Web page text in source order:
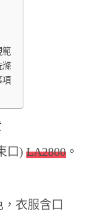
範
滌
項
口) LA2800 。
衣服含口